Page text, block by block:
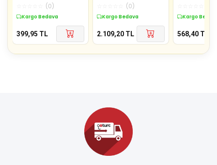
(0)
Kargo Bedava
399,95 TL
Krem Boya 12 Adet
(0)
Kargo Bedava
2.109,20 TL
Kargo
568,40 TL